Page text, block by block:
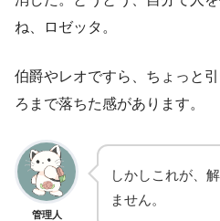
ね、ロゼッタ。
伯爵やレオですら、ちょっと
ろまで落ちた感があります。
管理人
しかしこれが、
ません。